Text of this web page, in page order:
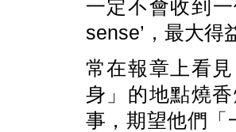
一定不會收到
sense’，最大得
常在報章上看
身」的地點燒
事，期望他們「